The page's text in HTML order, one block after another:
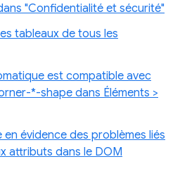
"Confidentialité et sécurité"
tableaux de tous les
est compatible avec
*-shape dans Éléments >
en évidence des problèmes liés
attributs dans le DOM